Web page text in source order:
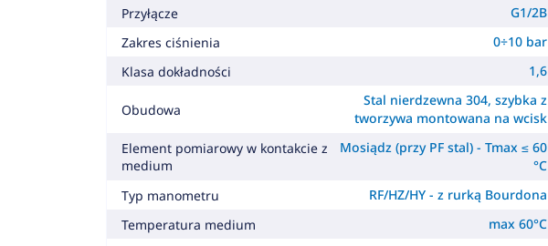
Przyłącze
G1/2B
Zakres ciśnienia
0÷10 bar
Klasa dokładności
1,6
Obudowa
Stal nierdzewna 304, szybka z
tworzywa montowana na wcisk
Element pomiarowy w kontakcie z
medium
Mosiądz (przy PF stal) - Tmax ≤ 60
°C
Typ manometru
RF/HZ/HY - z rurką Bourdona
Temperatura medium
max 60°C